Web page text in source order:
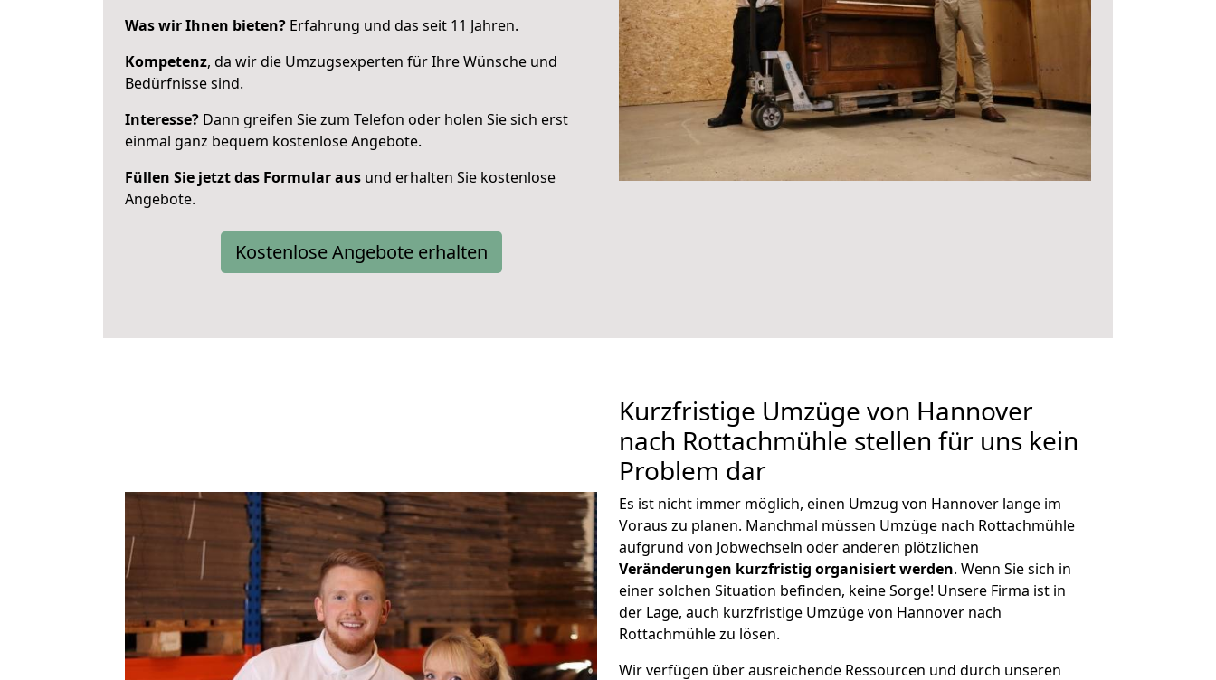
Was wir Ihnen bieten? Erfahrung und das seit 11 Jahren.
Kompetenz, da wir die Umzugsexperten für Ihre Wünsche und
Bedürfnisse sind.
Interesse? Dann greifen Sie zum Telefon oder holen Sie sich erst
einmal ganz bequem kostenlose Angebote.
Füllen Sie jetzt das Formular aus und erhalten Sie kostenlose
Angebote.
Kostenlose Angebote erhalten
Kurzfristige Umzüge von Hannover
nach Rottachmühle stellen für uns kein
Problem dar
Es ist nicht immer möglich, einen Umzug von Hannover lange im
Voraus zu planen. Manchmal müssen Umzüge nach Rottachmühle
aufgrund von Jobwechseln oder anderen plötzlichen
Veränderungen kurzfristig organisiert werden. Wenn Sie sich in
einer solchen Situation befinden, keine Sorge! Unsere Firma ist in
der Lage, auch kurzfristige Umzüge von Hannover nach
Rottachmühle zu lösen.
Wir verfügen über ausreichende Ressourcen und durch unseren